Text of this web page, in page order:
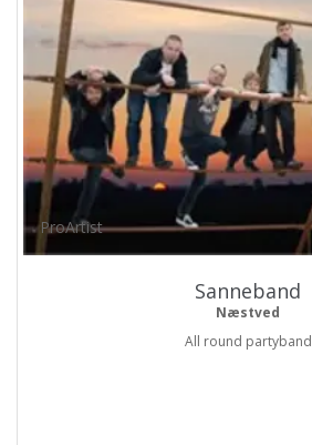
ProArtist
Sanneband
Næstved
All round partyband